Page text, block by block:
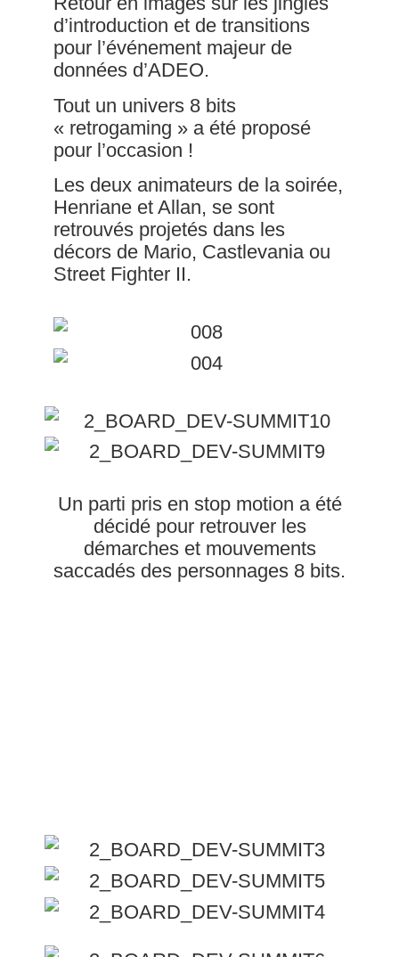
d’introduction et de transitions
pour l’événement majeur de
données d’ADEO.
Tout un univers 8 bits
« retrogaming » a été proposé
pour l’occasion !
Les deux animateurs de la soirée,
Henriane et Allan, se sont
retrouvés projetés dans les
décors de Mario, Castlevania ou
Street Fighter II.
Un parti pris en stop motion a été
décidé pour retrouver les
démarches et mouvements
saccadés des personnages 8 bits.